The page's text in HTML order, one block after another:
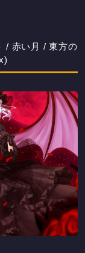
/ 赤い月 / 東方の